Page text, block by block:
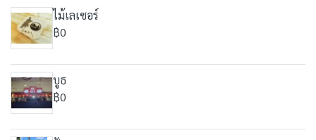
ไม้เลเซอร์
฿0
บูธ
฿0